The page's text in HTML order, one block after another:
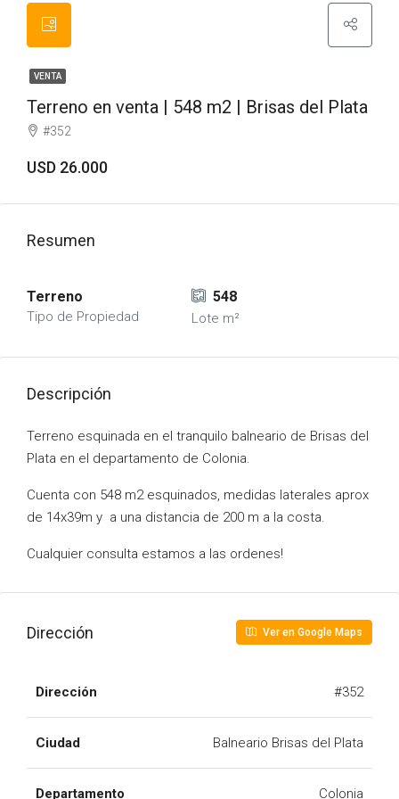
VENTA
Terreno en venta | 548 m2 | Brisas del Plata
#352
USD 26.000
Resumen
Terreno
Tipo de Propiedad
548
Lote m²
Descripción
Terreno esquinada en el tranquilo balneario de Brisas del
Plata en el departamento de Colonia.
Cuenta con 548 m2 esquinados, medidas laterales aprox
de 14x39m y a una distancia de 200 m a la costa.
Cualquier consulta estamos a las ordenes!
Dirección Ver en Google Maps
Dirección #352
Ciudad Balneario Brisas del Plata
Departamento Colonia